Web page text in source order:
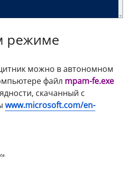
режиме
можно в автономном
файл mpam-fe.exe
скачанный с
www.microsoft.com/en-